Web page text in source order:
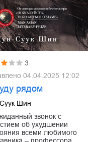
3
04.04.2025 12:02
рядом
Шин
звонок с
об ухудшении
всеми любимого
– профессора